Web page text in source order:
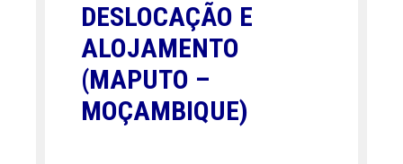
DESLOCAÇÃO E
ALOJAMENTO
(MAPUTO –
MOÇAMBIQUE)